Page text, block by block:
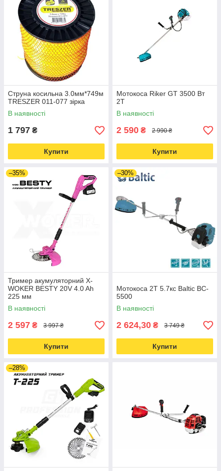
Струна косильна 3.0мм*749м
TRESZER 011-077 зірка
В наявності
1 797 ₴
Купити
Мотокоса Riker GT 3500 Вт
2Т
В наявності
2 590 ₴ 2 990 ₴
Купити
–35%
Тример акумуляторний X-
WOKER BESTY 20V 4.0 Ah
225 мм
В наявності
2 597 ₴ 3 997 ₴
Купити
–30%
Мотокоса 2Т 5.7кс Baltic BC-
5500
В наявності
2 624,30 ₴ 3 749 ₴
Купити
–28%